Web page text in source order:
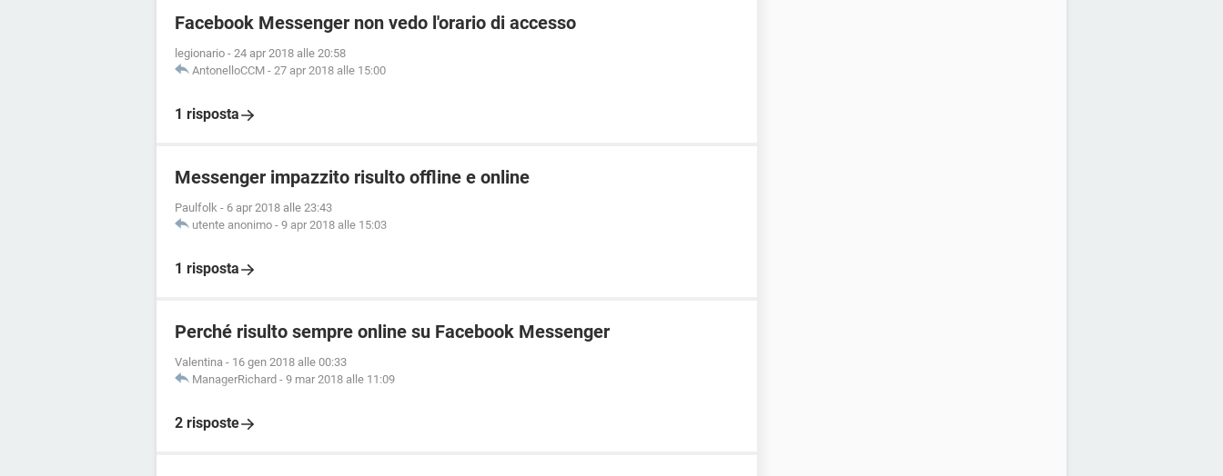
Facebook Messenger non vedo l'orario di accesso
legionario - 24 apr 2018 alle 20:58
AntonelloCCM - 27 apr 2018 alle 15:00
1 risposta
Messenger impazzito risulto offline e online
Paulfolk - 6 apr 2018 alle 23:43
utente anonimo - 9 apr 2018 alle 15:03
1 risposta
Perché risulto sempre online su Facebook Messenger
Valentina - 16 gen 2018 alle 00:33
ManagerRichard - 9 mar 2018 alle 11:09
2 risposte